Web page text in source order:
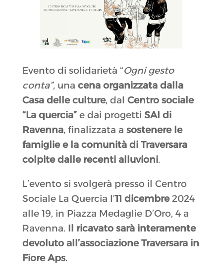
Evento di solidarietà “Ogni gesto
conta”,una cena organizzata dalla
Casa delle culture, dal Centro sociale
“La quercia”e dai progetti SAI di
Ravenna, finalizzata a sostenere le
famiglie e la comunità di Traversara
colpite dalle recenti alluvioni.
L’evento si svolgerà presso il Centro
Sociale La Quercia l’11 dicembre2024
alle 19, in Piazza Medaglie D’Oro, 4 a
Ravenna. Il ricavato sarà interamente
devoluto all’associazione Traversara in
Fiore Aps.